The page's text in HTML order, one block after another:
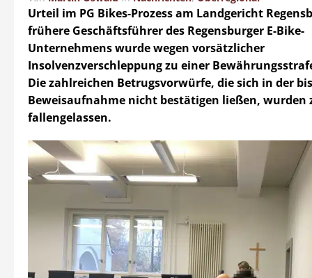
Urteil im PG Bikes-Prozess am Landgericht
frühere Geschäftsführer des Regensburger E-Bike-
Unternehmens wurde wegen vorsätzlicher
Insolvenzverschleppung zu einer
Die zahlreichen Betrugsvorwürfe, die sich in der
Beweisaufnahme nicht bestätigen ließen, wurden
fallengelassen.